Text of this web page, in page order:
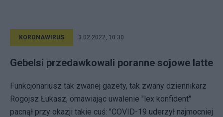
KORONAWIRUS 3.02.2022, 10:30
Gebelsi przedawkowali poranne sojowe latte
Funkcjonariusz tak zwanej gazety, tak zwany dziennikarz
Rogojsz Łukasz, omawiając uwalenie "lex konfident"
pacnął przy okazji takie cuś: "COVID-19 uderzył najmocniej